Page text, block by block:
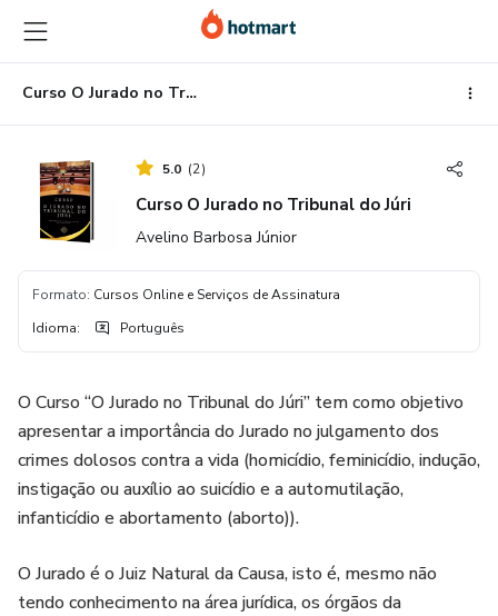
para
o
conteúdo
principal
para
o
pagamento
para
o
rodapé
Curso O Jurado no Tribunal do Júri
5.0 (2)
Curso O Jurado no Tribunal do Júri
Avelino Barbosa Júnior
Formato: Cursos Online e Serviços de Assinatura
Idioma: Português
O Curso “O Jurado no Tribunal do Júri” tem como objetivo
apresentar a importância do Jurado no julgamento dos
crimes dolosos contra a vida (homicídio, feminicídio, indução,
instigação ou auxílio ao suicídio e a automutilação,
infanticídio e abortamento (aborto)).
O Jurado é o Juiz Natural da Causa, isto é, mesmo não
tendo conhecimento na área jurídica, os órgãos da